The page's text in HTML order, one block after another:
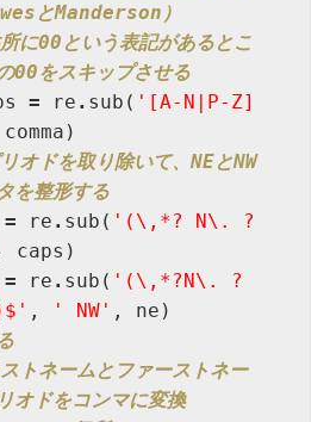
とManderson）
に00という表記があるとこ
00をスキップさせる
= re . sub( '[A-N|P-Z]
オドを取り除いて、NEとNW
を整形する
= re . sub( '(\,*? N\. ?
caps)
= re . sub( '(\,*?N\. ?
, ' NW'
トネームとファーストネー
オドをコンマに変換